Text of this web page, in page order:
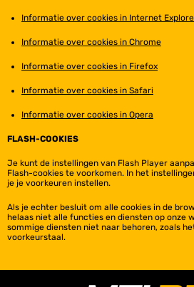
Informatie over cookies in Internet
Informatie over cookies in Chrome
Informatie over cookies in Firefox
Informatie over cookies in Safari
Informatie over cookies in Opera
FLASH-COOKIES
Je kunt de instellingen van Flash Player
Flash-cookies te voorkomen. In het
je je voorkeuren instellen.
Als je echter besluit om alle cookies in de
helaas niet alle functies en diensten op onze
sommige diensten niet naar behoren, zoals
voorkeurstaal.